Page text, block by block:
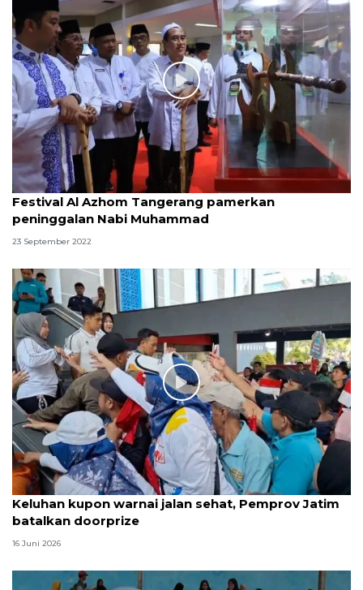
Festival Al Azhom Tangerang pamerkan
peninggalan Nabi Muhammad
23 September 2022
Keluhan kupon warnai jalan sehat, Pemprov Jatim
batalkan doorprize
16 Juni 2026